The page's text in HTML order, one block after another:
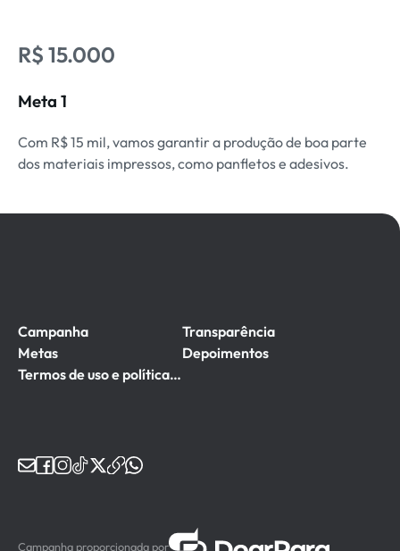
R$ 15.000
Meta 1
Com R$ 15 mil, vamos garantir a produção de boa parte
dos materiais impressos, como panfletos e adesivos.
Campanha
Transparência
Metas
Depoimentos
Termos de uso e política de privacidade
Campanha proporcionada por